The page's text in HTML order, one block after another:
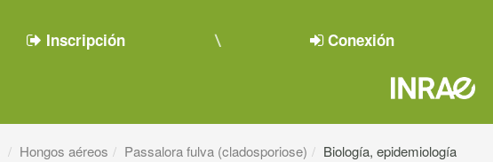
Inscripción Conexión
Hongos aéreos Passalora fulva (cladosporiose) Biología, epidemiología